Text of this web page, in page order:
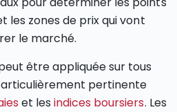
les zones de prix qui vont
le marché.
être appliquée sur tous
pertinente
et les indices boursiers. Les